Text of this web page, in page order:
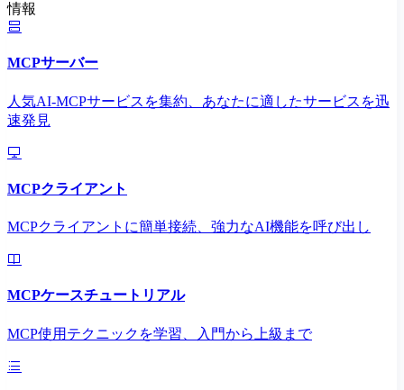
情報
MCPサーバー
人気AI-MCPサービスを集約、あなたに適したサービスを迅
速発見
MCPクライアント
MCPクライアントに簡単接続、強力なAI機能を呼び出し
MCPケースチュートリアル
MCP使用テクニックを学習、入門から上級まで